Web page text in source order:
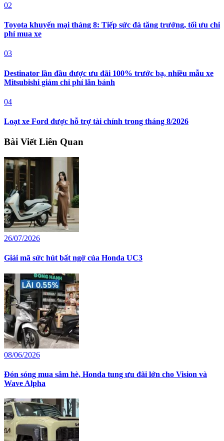
02
Toyota khuyến mại tháng 8: Tiếp sức đà tăng trưởng, tối ưu chi
phí mua xe
03
Destinator lần đầu được ưu đãi 100% trước bạ, nhiều mẫu xe
Mitsubishi giảm chi phí lăn bánh
04
Loạt xe Ford được hỗ trợ tài chính trong tháng 8/2026
Bài Viết Liên Quan
26/07/2026
Giải mã sức hút bất ngờ của Honda UC3
08/06/2026
Đón sóng mua sắm hè, Honda tung ưu đãi lớn cho Vision và
Wave Alpha